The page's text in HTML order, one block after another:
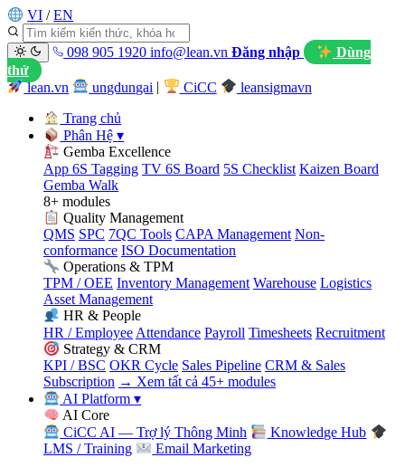
VI / EN
098 905 1920 info@lean.vn Đăng nhập
Dùng
thử
lean.vn
ungdungai CiCC leansigmavn
Trang chủ
Phân Hệ▾
Gemba Excellence
App 6S Tagging TV 6S Board 5S Checklist Kaizen Board
Gemba Walk
8+ modules
Quality Management
QMS SPC 7QC Tools CAPA Management Non-
conformance ISO Documentation
Operations & TPM
TPM / OEE Inventory Management Warehouse Logistics
Asset Management
HR & People
HR / Employee Attendance Payroll Timesheets Recruitment
Strategy & CRM
KPI / BSC OKR Cycle Sales Pipeline CRM & Sales
Subscription → Xem tất cả 45+ modules
AI Platform▾
AI Core
CiCC AI — Trợ lý Thông Minh
Knowledge Hub
LMS / Training
Email Marketing